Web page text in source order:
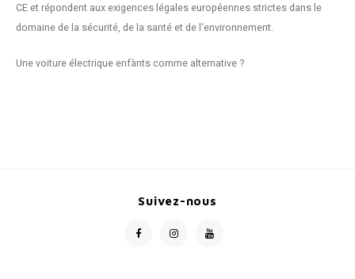
CE et répondent aux exigences légales européennes strictes dans le
domaine de la sécurité, de la santé et de l'environnement.
Une voiture électrique enfànts comme alternative ?
Suivez-nous